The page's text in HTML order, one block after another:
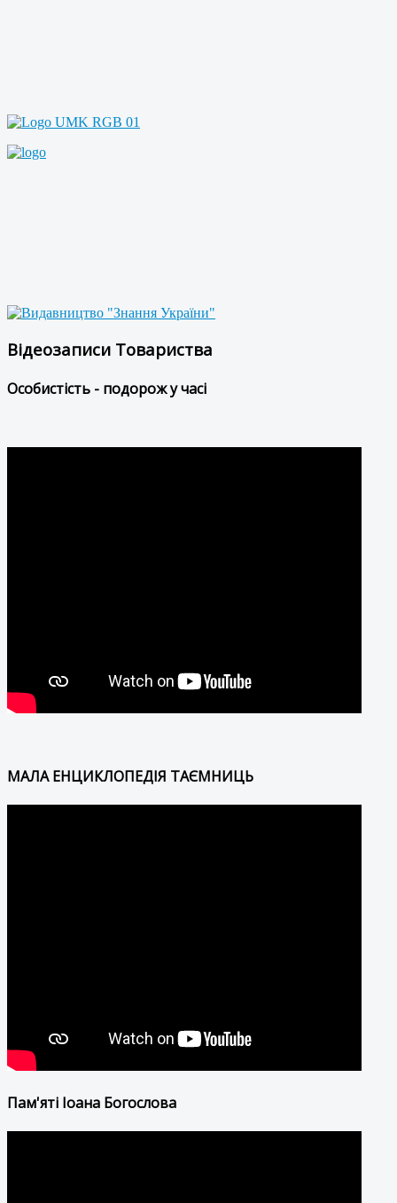
Відеозаписи Товариства
Особистість - подорож у часі
МАЛА ЕНЦИКЛОПЕДІЯ ТАЄМНИЦЬ
Пам'яті Іоана Богослова